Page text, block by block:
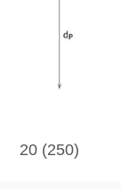
20 (250)